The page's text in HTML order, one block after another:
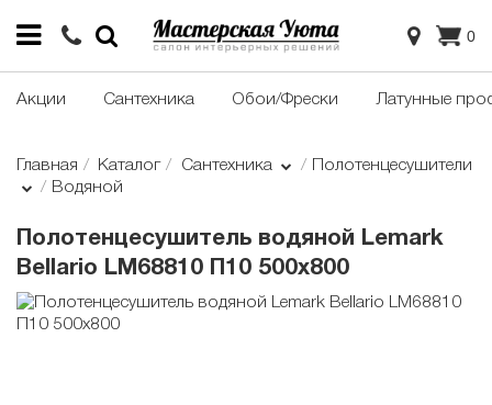
0
Акции Сантехника Обои/Фрески Латунные
Главная Каталог Сантехника
Полотенцесушители
Водяной
Полотенцесушитель водяной Lemark
Bellario LM68810 П10 500x800